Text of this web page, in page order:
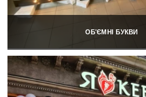
ОБ'ЄМНІ БУКВИ